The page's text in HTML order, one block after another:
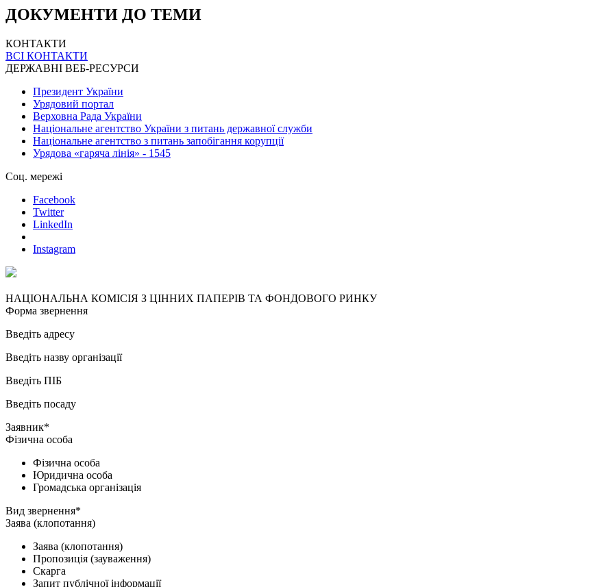
ДОКУМЕНТИ ДО ТЕМИ
КОНТАКТИ
ВСІ КОНТАКТИ
ДЕРЖАВНІ ВЕБ-РЕСУРСИ
Президент України
Урядовий портал
Верховна Рада України
Національне агентство України з питань державної служби
Національне агентство з питань запобігання корупції
Урядова «гаряча лінія» - 1545
Соц. мережі
Facebook
Twitter
LinkedIn
Instagram
НАЦІОНАЛЬНА КОМІСІЯ З ЦІННИХ ПАПЕРІВ ТА ФОНДОВОГО РИНКУ
Форма звернення
Введіть адресу
Введіть назву організації
Введіть ПІБ
Введіть посаду
Заявник*
Фізична особа
Фізична особа
Юридична особа
Громадська організація
Вид звернення*
Заява (клопотання)
Заява (клопотання)
Пропозиція (зауваження)
Скарга
Запит публічної інформації